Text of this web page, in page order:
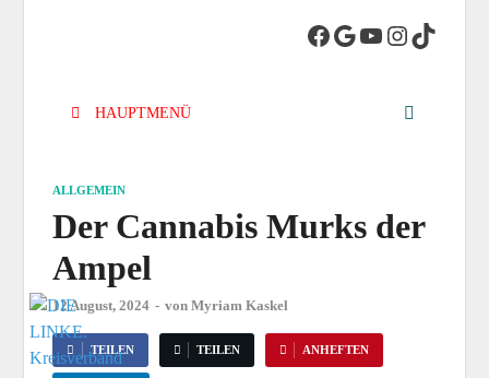
Kreisverband
Kassel-Stadt
HAUPTMENÜ
ALLGEMEIN
Der Cannabis Murks der
Ampel
12 August, 2024 - vonMyriam Kaskel
TEILEN TEILEN ANHEFTEN